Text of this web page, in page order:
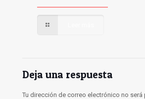
Deja una respuesta
Tu dirección de correo electrónico no será